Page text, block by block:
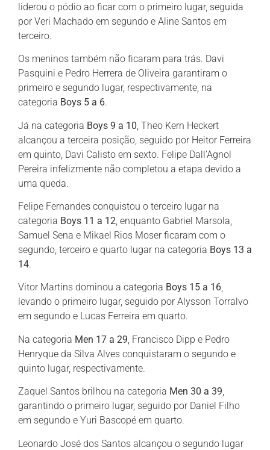
liderou o pódio ao ficar com o primeiro lugar, seguida
por Veri Machado em segundo e Aline Santos em
terceiro.
Os meninos também não ficaram para trás. Davi
Pasquini e Pedro Herrera de Oliveira garantiram o
primeiro e segundo lugar, respectivamente, na
categoria Boys 5 a 6.
Já na categoria Boys 9 a 10 , Theo Kern Heckert
alcançou a terceira posição, seguido por Heitor Ferreira
em quinto, Davi Calisto em sexto. Felipe Dall’Agnol
Pereira infelizmente não completou a etapa devido a
uma queda.
Felipe Fernandes conquistou o terceiro lugar na
categoria Boys 11 a 12, enquanto Gabriel Marsola,
Samuel Sena e Mikael Rios Moser ficaram com o
segundo, terceiro e quarto lugar na categoria Boys 13 a
14.
Vitor Martins dominou a categoria Boys 15 a 16,
levando o primeiro lugar, seguido por Alysson Torralvo
em segundo e Lucas Ferreira em quarto.
Na categoria Men 17 a 29 , Francisco Dipp e Pedro
Henryque da Silva Alves conquistaram o segundo e
quinto lugar, respectivamente.
Zaquel Santos brilhou na categoria Men 30 a 39,
garantindo o primeiro lugar, seguido por Daniel Filho
em segundo e Yuri Bascopé em quarto.
Leonardo José dos Santos alcançou o segundo lugar